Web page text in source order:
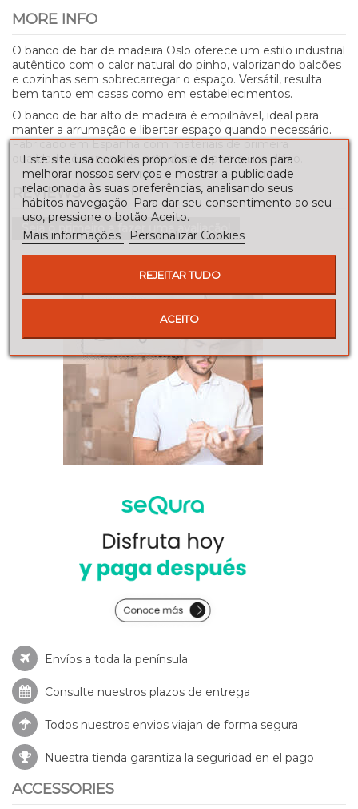
MORE INFO
O banco de bar de madeira Oslo oferece um estilo industrial
autêntico com o calor natural do pinho, valorizando balcões
e cozinhas sem sobrecarregar o espaço. Versátil, resulta
bem tanto em casas como em estabelecimentos.
O banco de bar alto de madeira é empilhável, ideal para
manter a arrumação e libertar espaço quando necessário.
Fabricado em Espanha com materiais de primeira
qualidade, é concebido para durar e para o uso diário.
REVIEWS
Seja o primeiro a fazer uma avaliação!
Envíos a toda la península
Consulte nuestros plazos de entrega
Todos nuestros envios viajan de forma segura
Nuestra tienda garantiza la seguridad en el pago
ACCESSORIES
Este site usa cookies próprios e de terceiros para
melhorar nossos serviços e mostrar a publicidade
relacionada às suas preferências, analisando seus
hábitos navegação. Para dar seu consentimento ao seu
uso, pressione o botão Aceito.
Mais informações
Personalizar Cookies
REJEITAR TUDO
ACEITO